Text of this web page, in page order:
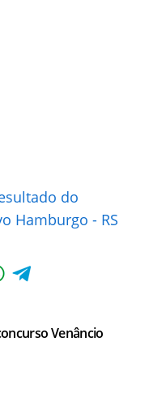
do
Hamburgo - RS
Venâncio